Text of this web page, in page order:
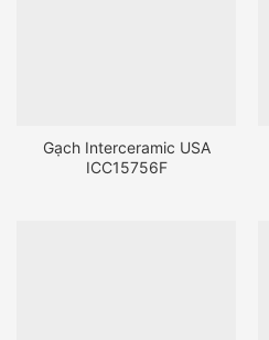
Gạch Interceramic USA
ICC15756F